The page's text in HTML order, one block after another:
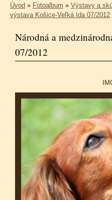
Úvod » Fotoalbum » Výstavy a
výstava Košice-Veľká Ida 07/2012
Národná a
07/2012